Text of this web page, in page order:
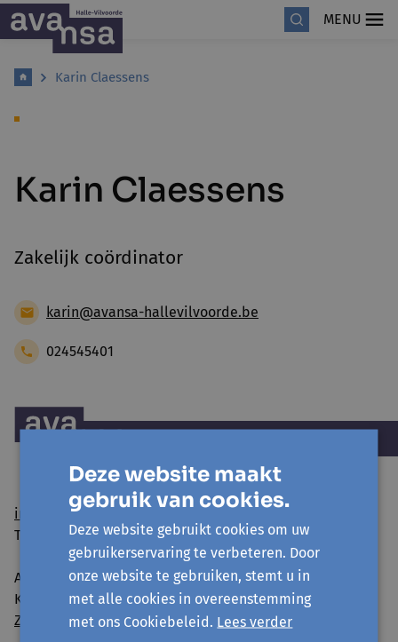
MENU
Karin Claessens
Karin Claessens
Zakelijk coördinator
karin@avansa-hallevilvoorde.be
024545401
info@avansa-hallevilvoorde.be
Tel. 02 454 54 01
Avansa Halle-Vilvoorde vzw
Kattestraat 25 - 1745 Opwijk
Zo geraak je er
Deze website maakt
gebruik van cookies.
Deze website gebruikt cookies om uw
gebruikerservaring te verbeteren. Door
onze website te gebruiken, stemt u in
met alle cookies in overeenstemming
met ons Cookiebeleid. Lees verder